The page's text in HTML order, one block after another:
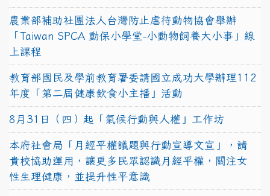
農業部補助社團法人台灣防止虐待動物協會舉辦
「Taiwan SPCA 動保小學堂-小動物飼養大小事」線
上課程
教育部國民及學前教育署委請國立成功大學辦理112
年度「第二屆健康飲食小主播」活動
8月31日（四）起「氣候行動與人權」工作坊
本府社會局「月經平權議題與行動宣導文宣」，請
貴校協助運用，讓更多民眾認識月經平權，關注女
性生理健康，並提升性平意識